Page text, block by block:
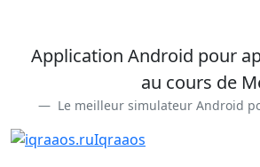
Application Android pour
au cours de
Le meilleur simulateur Android
Iqraaos